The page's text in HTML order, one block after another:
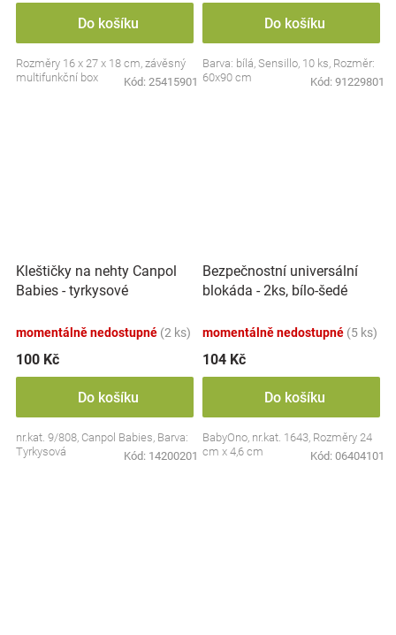
Do košíku
Rozměry 16 x 27 x 18 cm, závěsný
multifunkční box
Kód: 25415901
Do košíku
Barva: bílá, Sensillo, 10 ks, Rozměr:
60x90 cm
Kód: 91229801
Kleštičky na nehty Canpol
Babies - tyrkysové
momentálně nedostupné (2 ks)
100 Kč
Do košíku
nr.kat. 9/808, Canpol Babies, Barva:
Tyrkysová
Kód: 14200201
Bezpečnostní universální
blokáda - 2ks, bílo-šedé
momentálně nedostupné (5 ks)
104 Kč
Do košíku
BabyOno, nr.kat. 1643, Rozměry 24
cm x 4,6 cm
Kód: 06404101